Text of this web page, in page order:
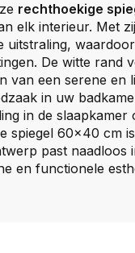
rechthoekige
elk interieur. Met
uitstraling,
De witte rand
van een serene en
in uw
in de slaapkamer
spiegel 60x40 cm
past naadloos
en functionele